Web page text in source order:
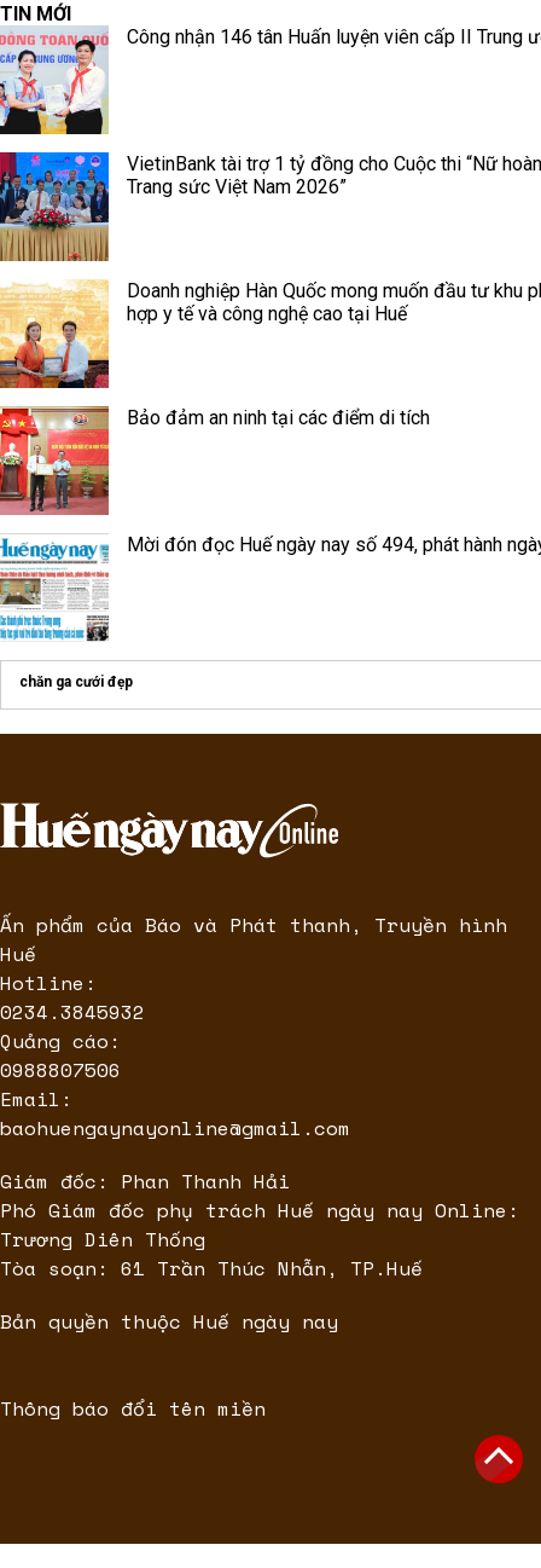
TIN MỚI
Công nhận 146 tân Huấn luyện viên cấp II Trung
VietinBank tài trợ 1 tỷ đồng cho Cuộc thi “Nữ
Trang sức Việt Nam 2026”
Doanh nghiệp Hàn Quốc mong muốn đầu tư khu
hợp y tế và công nghệ cao tại Huế
Bảo đảm an ninh tại các điểm di tích
Mời đón đọc Huế ngày nay số 494, phát hành
chăn ga cưới đẹp
Ấn phẩm của Báo và Phát thanh, Truyền hình
Huế
Hotline:
0234.3845932
Quảng cáo:
0988807506
Email:
baohuengaynayonline@gmail.com
Giám đốc: Phan Thanh Hải
Phó Giám đốc phụ trách Huế ngày nay Online:
Trương Diên Thống
Tòa soạn: 61 Trần Thúc Nhẫn, TP.Huế
Bản quyền thuộc Huế ngày nay
Thông báo đổi tên miền